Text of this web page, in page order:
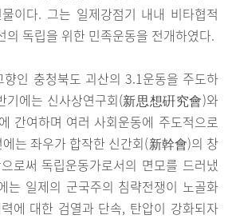
이다. 그는 일제강점기 내내 비타협적
의 독립을 위한 민족운동을 전개하였다.
인 충청북도 괴산의 3.1운동을 주도하
기에는 신사상연구회(新思想硏究會)와
간여하며 여러 사회운동에 주도적으로
는 좌우가 합작한 신간회(新幹會)의 창
로써 독립운동가로서의 면모를 드러냈
는 일제의 군국주의 침략전쟁이 노골화
에 대한 검열과 단속, 탄압이 강화되자